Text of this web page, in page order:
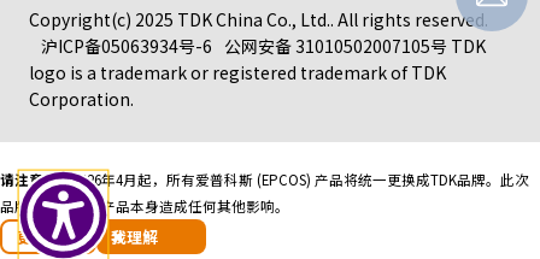
Copyright(c) 2025 TDK China Co., Ltd.. All rights reserved.
沪ICP备05063934号-6 公网安备 31010502007105号 TDK
logo is a trademark or registered trademark of TDK
Corporation.
请注意：自2026年4月起，所有爱普科斯 (EPCOS) 产品将统一更换成TDK品牌。 此次
品牌更换不会对产品本身造成任何其他影响。
更多信息 我理解